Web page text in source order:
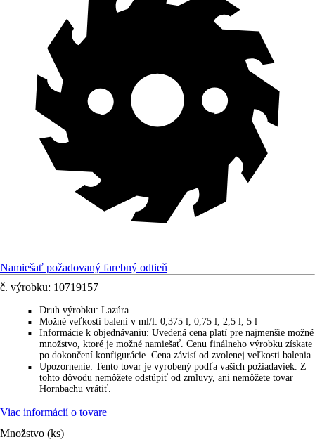
Namiešať požadovaný farebný odtieň
č. výrobku: 10719157
■ Druh výrobku: Lazúra
■ Možné veľkosti balení v ml/l: 0,375 l, 0,75 l, 2,5 l, 5 l
■ Informácie k objednávaniu: Uvedená cena platí pre najmenšie možné
množstvo, ktoré je možné namiešať. Cenu finálneho výrobku získate
po dokončení konfigurácie. Cena závisí od zvolenej veľkosti balenia.
■ Upozornenie: Tento tovar je vyrobený podľa vašich požiadaviek. Z
tohto dôvodu nemôžete odstúpiť od zmluvy, ani nemôžete tovar
Hornbachu vrátiť.
Viac informácií o tovare
Množstvo (ks)